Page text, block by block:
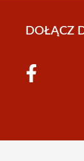
DOŁĄCZ